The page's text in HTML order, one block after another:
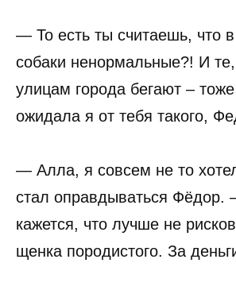
— То есть ты считаешь, что
собаки ненормальные?! И
улицам города бегают –
ожидала я от тебя такого,
— Алла, я совсем не то
стал оправдываться Фёдор.
кажется, что лучше не
щенка породистого. За